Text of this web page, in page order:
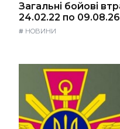
Загальні бойові
24.02.22 по 09.08.26
# НОВИНИ